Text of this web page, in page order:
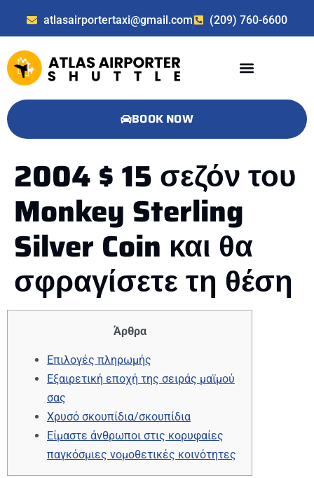
atlasairportertaxi@gmail.com (209) 760-6600
BOOK NOW
2004 $ 15 σεζόν του
Monkey Sterling
Silver Coin και θα
σφραγίσετε τη θέση
Άρθρα
Επιλογές πληρωμής
Εξαιρετική εποχή της σειράς μαϊμού
σας
Χρυσό σκουπίδια/σκουπίδια
Είμαστε άνθρωποι στις κορυφαίες
παγκόσμιες νομοθετικές κοινότητες